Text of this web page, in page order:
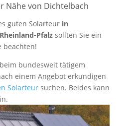
Nähe von Dichtelbach
guten Solarteur in
Pfalz sollten Sie ein
beachten!
bundesweit tätigem
einem Angebot erkundigen
Solarteursuchen. Beides kann